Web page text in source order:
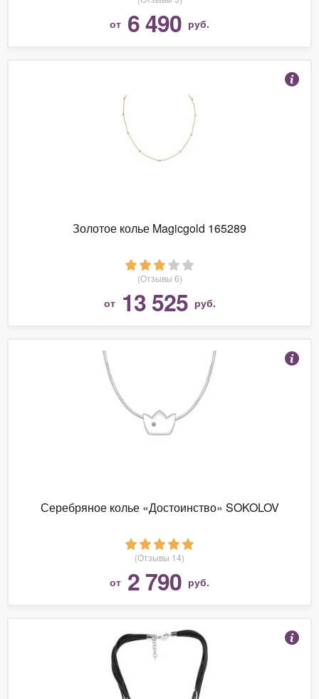
от 6 490 руб.
Золотое колье Magicgold 165289
(Отзывы 6)
от 13 525 руб.
Серебряное колье «Достоинство» SOKOLOV
(Отзывы 14)
от 2 790 руб.